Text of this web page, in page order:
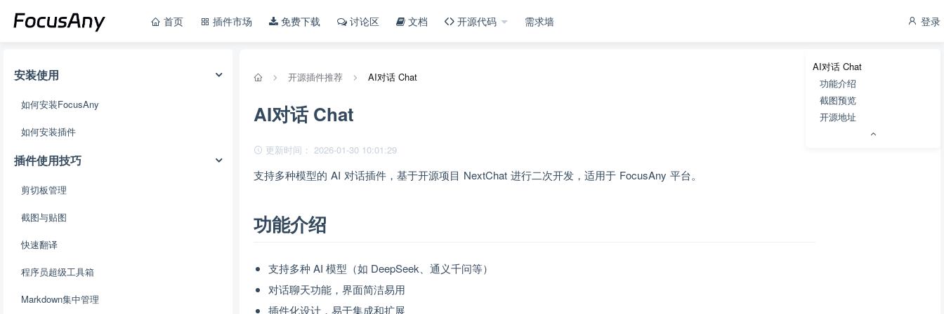
登录
首页 插件市场 免费下载 讨论区 文档 开源代码 需求墙
安装使用
如何安装FocusAny
如何安装插件
插件使用技巧
剪切板管理
截图与贴图
快速翻译
程序员超级工具箱
Markdown集中管理
开源插件推荐 AI对话 Chat
AI对话 Chat
更新时间： 2026-01-30 10:01:29
支持多种模型的 AI 对话插件，基于开源项目 NextChat 进行二次开发，适用于 FocusAny 平台。
功能介绍
支持多种 AI 模型（如 DeepSeek、通义千问等）
对话聊天功能，界面简洁易用
插件化设计，易于集成和扩展
AI对话 Chat
功能介绍
截图预览
开源地址